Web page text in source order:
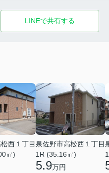
LINEで共有する
西１丁目
㎡)
泉佐野市高松西１丁目
1R (35.16㎡)
5.9万円